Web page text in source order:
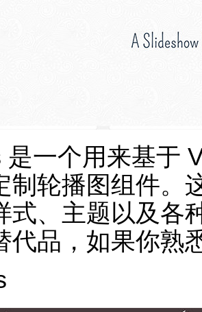
是一个用来基于
制轮播图组件。
式、主题以及各
代品，如果你熟